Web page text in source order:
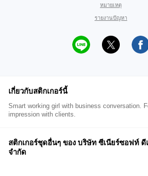
หมายเหตุ
รายงานปัญหา
เกี่ยวกับสติกเกอร์นี้
Smart working girl with business conversation.
impression with clients.
สติกเกอร์ชุดอื่นๆ ของ บริษัท ซีเนียร์ซอฟท์ ดี
จำกัด